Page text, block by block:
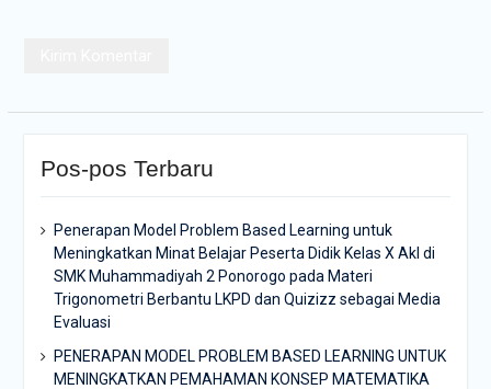
Pos-pos Terbaru
Penerapan Model Problem Based Learning untuk
Meningkatkan Minat Belajar Peserta Didik Kelas X Akl di
SMK Muhammadiyah 2 Ponorogo pada Materi
Trigonometri Berbantu LKPD dan Quizizz sebagai Media
Evaluasi
PENERAPAN MODEL PROBLEM BASED LEARNING UNTUK
MENINGKATKAN PEMAHAMAN KONSEP MATEMATIKA